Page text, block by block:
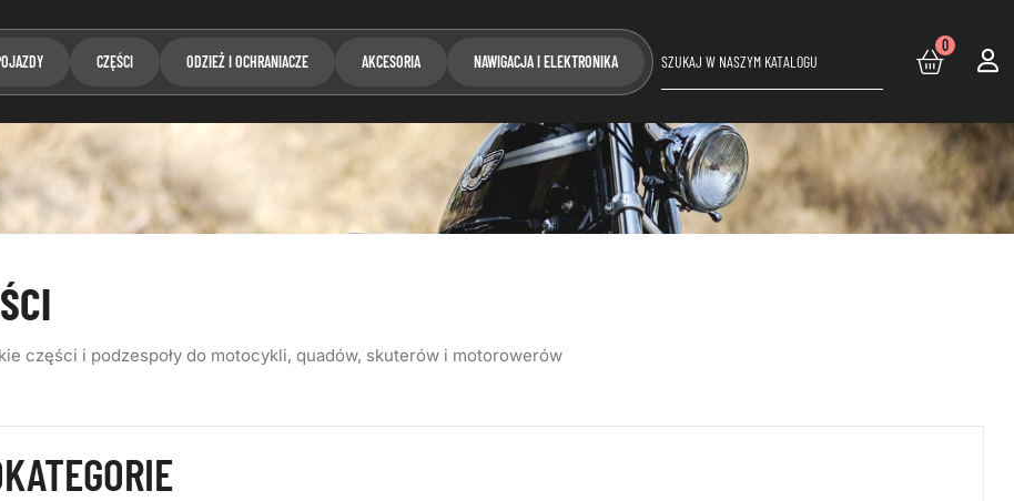
CZĘŚCI ODZIEŻ I OCHRANIACZE AKCESORIA NAWIGACJA I ELEKTRONIKA
0
części i podzespoły do motocykli, quadów, skuterów i motorowerów